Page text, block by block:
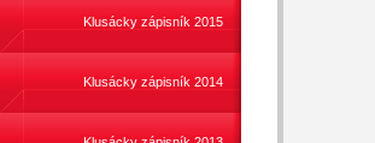
Klusácky zápisník 2015
Klusácky zápisník 2014